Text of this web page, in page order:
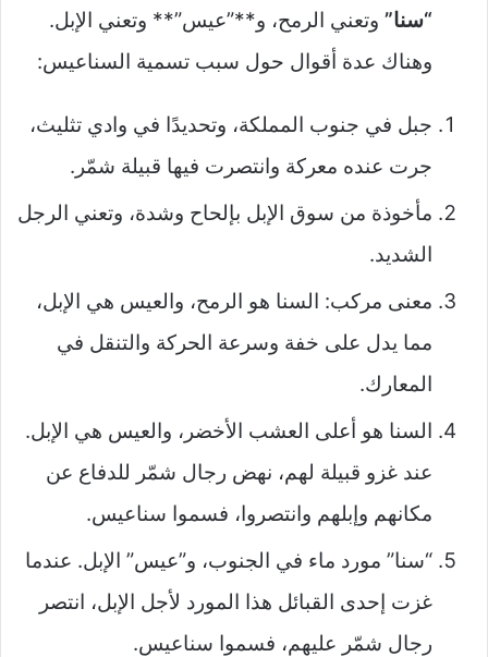
“سنا” وتعني الرمح، و**”عيس”** وتعني الإبل.
وهناك عدة أقوال حول سبب تسمية السناعيس:
جبل في جنوب المملكة، وتحديدًا في وادي تثليث،
جرت عنده معركة وانتصرت فيها قبيلة شمّر.
مأخوذة من سوق الإبل بإلحاح وشدة، وتعني الرجل
الشديد.
معنى مركب: السنا هو الرمح، والعيس هي الإبل،
مما يدل على خفة وسرعة الحركة والتنقل في
المعارك.
السنا هو أعلى العشب الأخضر، والعيس هي الإبل.
عند غزو قبيلة لهم، نهض رجال شمّر للدفاع عن
مكانهم وإبلهم وانتصروا، فسموا سناعيس.
“سنا” مورد ماء في الجنوب، و”عيس” الإبل. عندما
غزت إحدى القبائل هذا المورد لأجل الإبل، انتصر
رجال شمّر عليهم، فسموا سناعيس.